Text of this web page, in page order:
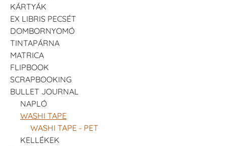
KÁRTYÁK
EX LIBRIS PECSÉT
DOMBORNYOMÓ
TINTAPÁRNA
MATRICA
FLIPBOOK
SCRAPBOOKING
BULLET JOURNAL
NAPLÓ
WASHI TAPE
WASHI TAPE - PET
KELLÉKEK